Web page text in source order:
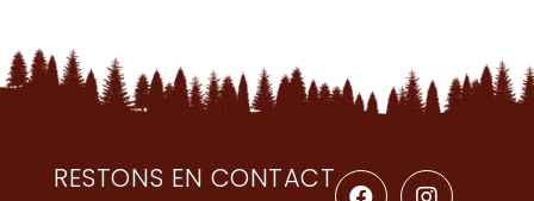
RESTONS EN CONTACT